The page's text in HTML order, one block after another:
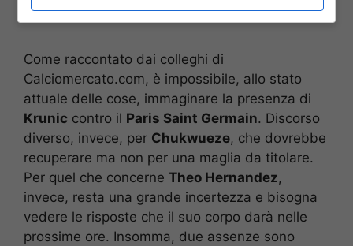
Come raccontato dai colleghi di
Calciomercato.com, è impossibile, allo stato
attuale delle cose, immaginare la presenza di
Krunic contro il Paris Saint Germain. Discorso
diverso, invece, per Chukwueze, che dovrebbe
recuperare ma non per una maglia da titolare.
Per quel che concerne Theo Hernandez,
invece, resta una grande incertezza e bisogna
vedere le risposte che il suo corpo darà nelle
prossime ore. Insomma, due assenze sono